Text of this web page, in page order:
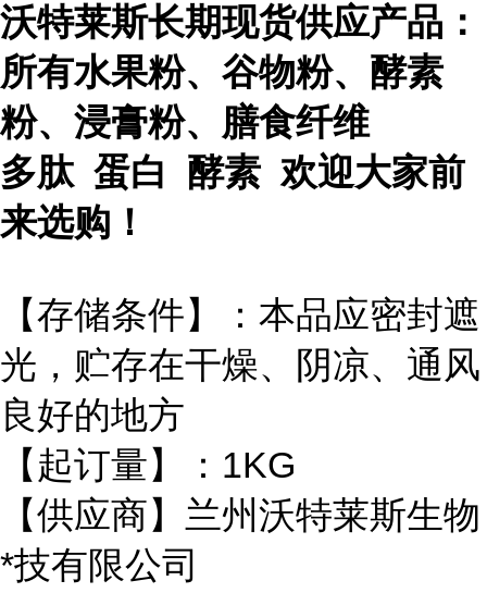
沃特莱斯长期现货供应产品：
所有水果粉、谷物粉、酵素
粉、浸膏粉、膳食纤维
多肽 蛋白 酵素 欢迎大家前
来选购！
【存储条件】：本品应密封遮
光，贮存在干燥、阴凉、通风
良好的地方
【起订量】：1KG
【供应商】兰州沃特莱斯生物
*技有限公司